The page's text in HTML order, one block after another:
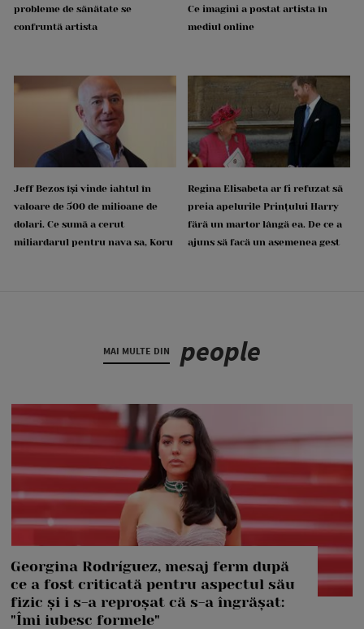
probleme de sănătate se
confruntă artista
Ce imagini a postat artista în
mediul online
Jeff Bezos își vinde iahtul în
valoare de 500 de milioane de
dolari. Ce sumă a cerut
miliardarul pentru nava sa, Koru
Regina Elisabeta ar fi refuzat să
preia apelurile Prințului Harry
fără un martor lângă ea. De ce a
ajuns să facă un asemenea gest
MAI MULTE DIN people
Georgina Rodríguez, mesaj ferm după
ce a fost criticată pentru aspectul său
fizic și i s-a reproșat că s-a îngrășat:
"Îmi iubesc formele"